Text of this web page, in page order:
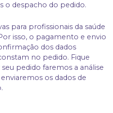
o despacho do pedido.
para profissionais da saúde
isso, o pagamento e envio
dos dados
no pedido. Fique
pedido faremos a análise
os dados de